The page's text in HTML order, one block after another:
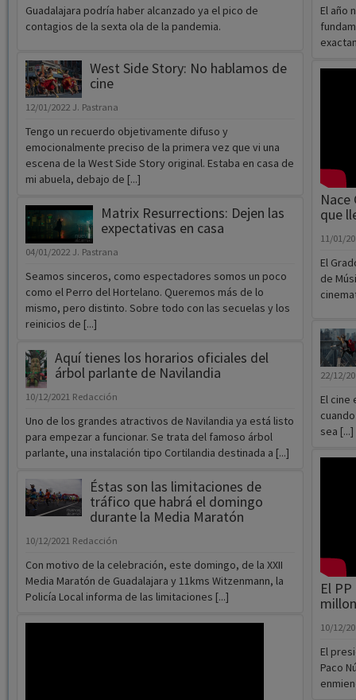
West Side Story: No hablamos de
cine
Tengo un recuerdo objetivamente difuso y
emocionalmente preciso de la primera vez que vi una
escena de la West Side Story original. Estaba en casa de
Matrix Resurrections: Dejen las
expectativas en casa
Seamos sinceros, como espectadores somos un poco
como el Perro del Hortelano. Queremos más de lo
mismo, pero distinto. Sobre todo con las secuelas y los
Aquí tienes los horarios oficiales del
árbol parlante de Navilandia
Uno de los grandes atractivos de Navilandia ya está listo
para empezar a funcionar. Se trata del famoso árbol
parlante, una instalación tipo Cortilandia destinada a [...]
Éstas son las limitaciones de
tráfico que habrá el domingo
durante la Media Maratón
10/12/2021 Redacción
Con motivo de la celebración, este domingo, de la XXII
Media Maratón de Guadalajara y 11kms Witzenmann, la
Policía Local informa de las limitaciones [...]
11/01/
El
de
El cine
sea [...]
10/12/
El
Paco